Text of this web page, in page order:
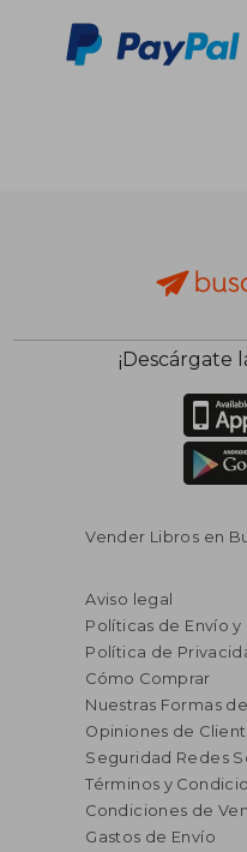
¡Descárgate
Vender Libros en
Aviso legal
Políticas de Envío
Política de
Cómo Comprar
Nuestras Formas
Opiniones de
Seguridad Redes
Términos y
Condiciones de
Gastos de Envío